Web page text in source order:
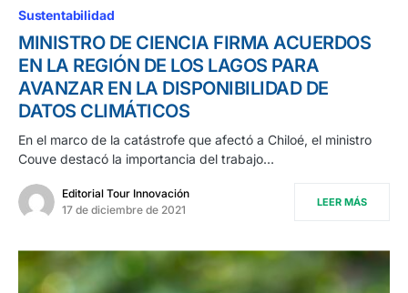
Sustentabilidad
MINISTRO DE CIENCIA FIRMA ACUERDOS
EN LA REGIÓN DE LOS LAGOS PARA
AVANZAR EN LA DISPONIBILIDAD DE
DATOS CLIMÁTICOS
En el marco de la catástrofe que afectó a Chiloé, el ministro
Couve destacó la importancia del trabajo…
Editorial Tour Innovación
17 de diciembre de 2021
LEER MÁS